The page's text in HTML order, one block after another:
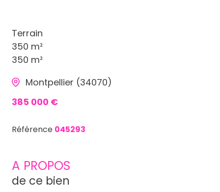
Terrain
350 m²
350 m²
Montpellier (34070)
385 000 €
Référence 045293
A PROPOS
de ce bien